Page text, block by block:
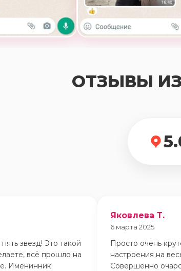
ОТЗЫВЫ
звезд! Это такой
всё прошло на
Именинник
Яковлева Т.
6 марта 2025
Просто очень
настроения на
Совершенно